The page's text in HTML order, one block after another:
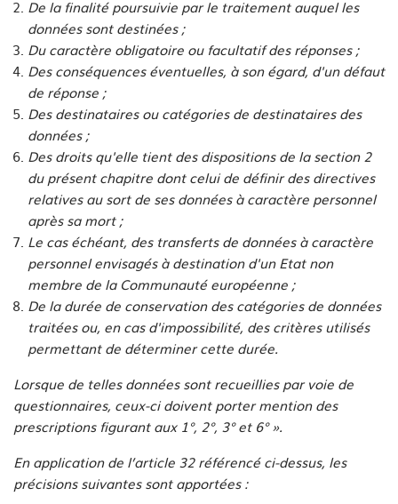
De la finalité poursuivie par le traitement auquel les
données sont destinées ;
Du caractère obligatoire ou facultatif des réponses ;
Des conséquences éventuelles, à son égard, d'un défaut
de réponse ;
Des destinataires ou catégories de destinataires des
données ;
Des droits qu'elle tient des dispositions de la section 2
du présent chapitre dont celui de définir des directives
relatives au sort de ses données à caractère personnel
après sa mort ;
Le cas échéant, des transferts de données à caractère
personnel envisagés à destination d'un Etat non
membre de la Communauté européenne ;
De la durée de conservation des catégories de données
traitées ou, en cas d'impossibilité, des critères utilisés
permettant de déterminer cette durée.
Lorsque de telles données sont recueillies par voie de
questionnaires, ceux-ci doivent porter mention des
prescriptions figurant aux 1°, 2°, 3° et 6° ».
En application de l’article 32 référencé ci-dessus, les
précisions suivantes sont apportées :